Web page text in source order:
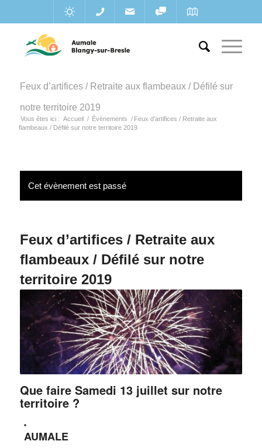
Feux d’artifices / Retraite aux flambeaux / Défilé sur
notre territoire 2019
Vous êtes ici : Accueil / Évènements / Feux d’artifices / Retraite aux
flambeaux / Défilé sur notre territoire 2019
Cet évènement est passé
Feux d’artifices / Retraite aux
flambeaux / Défilé sur notre
territoire 2019
Que faire Samedi 13 juillet sur notre
territoire ?
AUMALE